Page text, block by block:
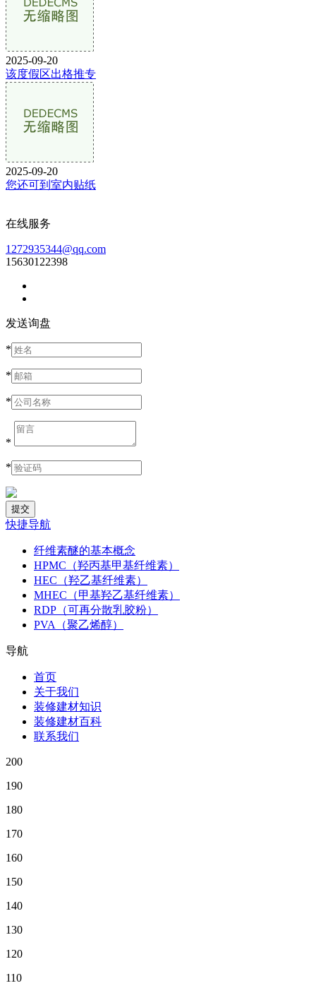
2025-09-20
该度假区出格推专
2025-09-20
您还可到室内贴纸
在线服务
1272935344@qq.com
15630122398
发送询盘
*
*
*
*
*
快捷导航
纤维素醚的基本概念
HPMC（羟丙基甲基纤维素）
HEC（羟乙基纤维素）
MHEC（甲基羟乙基纤维素）
RDP（可再分散乳胶粉）
PVA（聚乙烯醇）
导航
首页
关于我们
装修建材知识
装修建材百科
联系我们
200
190
180
170
160
150
140
130
120
110